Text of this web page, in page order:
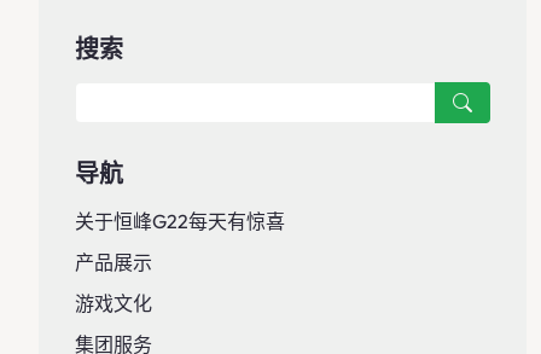
搜索
导航
关于恒峰g22每天有惊喜
产品展示
游戏文化
集团服务